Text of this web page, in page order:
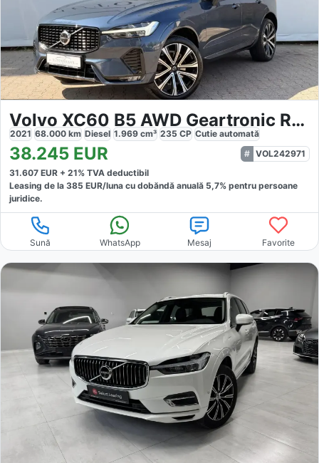
Volvo XC60 B5 AWD Geartronic R-Design
2021 68.000 km Diesel 1.969 cm³ 235 CP Cutie automată
38.245 EUR
VOL242971
31.607 EUR + 21% TVA deductibil
Leasing de la 385 EUR/luna cu dobăndă anuală 5,7% pentru persoane
juridice.
Sună WhatsApp Mesaj Favorite